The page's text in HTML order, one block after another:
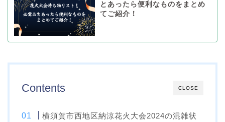
とあったら便利なものをまとめ
てご紹介！
CLOSE
Contents
横須賀市西地区納涼花火大会2024の混雑状